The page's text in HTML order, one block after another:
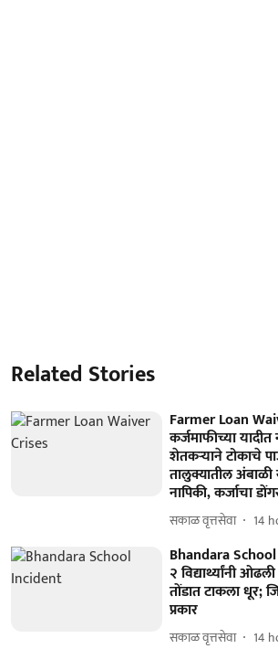
Related Stories
Farmer Loan
कर्जमाफीच्या
शेतकऱ्याने टोकाचे
तालुक्यातील
नापिकी, कर्जाचा
सकाळ वृत्तसेवा 14
Bhandara
२ विद्यार्थ्यांनी
तोंडात टाकला धूर;
प्रकार
सकाळ वृत्तसेवा 14